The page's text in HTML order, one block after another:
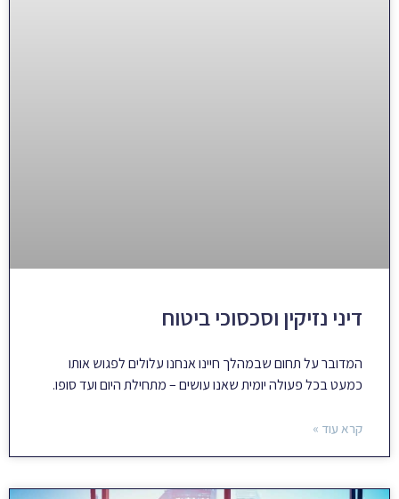
דיני נזיקין וסכסוכי ביטוח
המדובר על תחום שבמהלך חיינו אנחנו עלולים לפגוש אותו
כמעט בכל פעולה יומית שאנו עושים – מתחילת היום ועד סופו.
קרא עוד »